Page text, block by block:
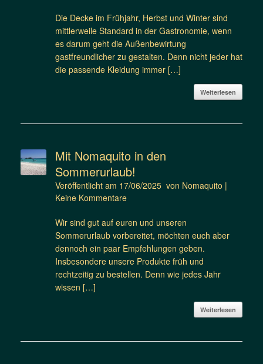
Die Decke im Frühjahr, Herbst und Winter sind
mittlerweile Standard in der Gastronomie, wenn
es darum geht die Außenbewirtung
gastfreundlicher zu gestalten. Denn nicht jeder hat
die passende Kleidung immer […]
Weiterlesen
Mit Nomaquito in den
Sommerurlaub!
Veröffentlicht am 17/06/2025 von Nomaquito |
Keine Kommentare
Wir sind gut auf euren und unseren
Sommerurlaub vorbereitet, möchten euch aber
dennoch ein paar Empfehlungen geben.
Insbesondere unsere Produkte früh und
rechtzeitig zu bestellen. Denn wie jedes Jahr
wissen […]
Weiterlesen